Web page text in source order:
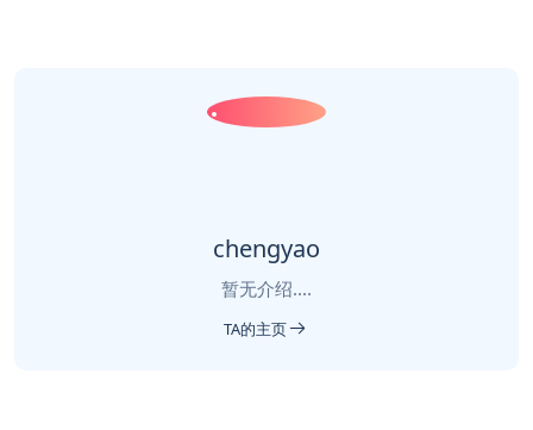
chengyao
暂无介绍....
TA的主页